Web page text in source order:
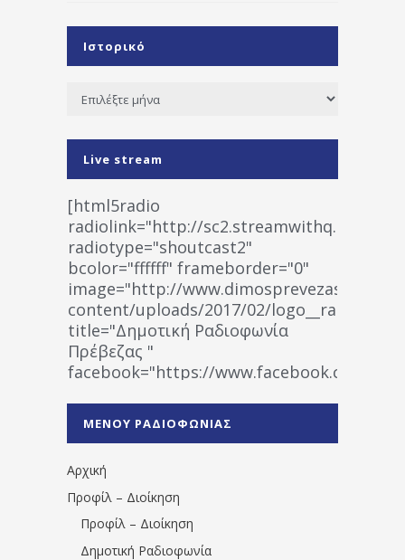
Ιστορικό
Ιστορικό
Live stream
[html5radio
radiolink="http://
radiotype="shoutcast2"
bcolor="ffffff" frameborder="0"
image="http://www.dimosprevezas.gr/wp-
content/uploads/2017/02/
title="Δημοτική Ραδιοφωνία
Πρέβεζας "
facebook="https://www.facebook.com/
1531194763766854/" artist="" ]
ΜΕΝΟΥ ΡΑΔΙΟΦΩΝΙΑΣ
Αρχική
Προφίλ – Διοίκηση
Προφίλ – Διοίκηση
Δημοτική Ραδιοφωνία